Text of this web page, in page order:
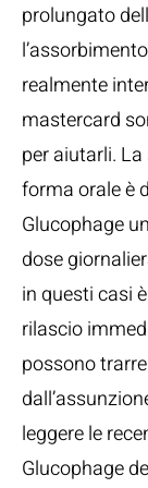
prolungato
realmente
mastercard
per aiutarli.
forma orale è
Glucophage
dose
in questi casi
rilascio
possono
leggere le
Glucophage